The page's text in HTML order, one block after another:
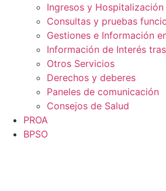
Ingresos y Hospitalización
Consultas y pruebas
Gestiones e Información
Información de Interés
Otros Servicios
Derechos y deberes
Paneles de comunicación
Consejos de Salud
PROA
BPSO